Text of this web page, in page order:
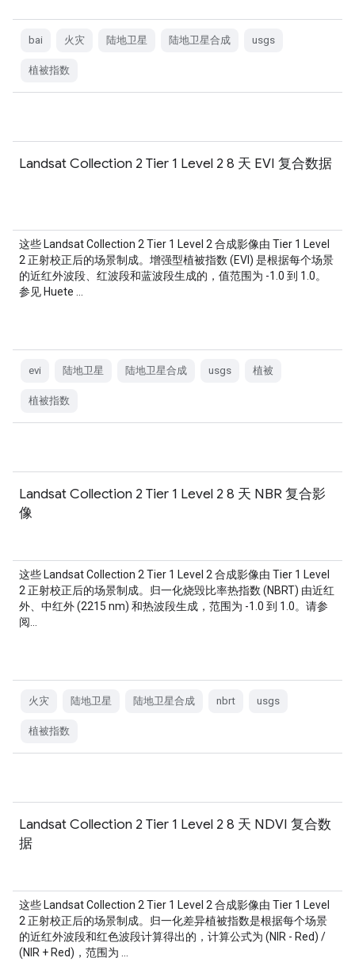
bai 火灾 陆地卫星 陆地卫星合成 usgs
植被指数
Landsat Collection 2 Tier 1 Level 2 8 天 EVI 复合数据
这些 Landsat Collection 2 Tier 1 Level 2 合成影像由 Tier 1 Level
2 正射校正后的场景制成。增强型植被指数 (EVI) 是根据每个场景
的近红外波段、红波段和蓝波段生成的，值范围为 -1.0 到 1.0。
参见 Huete …
evi 陆地卫星 陆地卫星合成 usgs 植被
植被指数
Landsat Collection 2 Tier 1 Level 2 8 天 NBR 复合影
像
这些 Landsat Collection 2 Tier 1 Level 2 合成影像由 Tier 1 Level
2 正射校正后的场景制成。归一化烧毁比率热指数 (NBRT) 由近红
外、中红外 (2215 nm) 和热波段生成，范围为 -1.0 到 1.0。请参
阅…
火灾 陆地卫星 陆地卫星合成 nbrt usgs
植被指数
Landsat Collection 2 Tier 1 Level 2 8 天 NDVI 复合数
据
这些 Landsat Collection 2 Tier 1 Level 2 合成影像由 Tier 1 Level
2 正射校正后的场景制成。归一化差异植被指数是根据每个场景
的近红外波段和红色波段计算得出的，计算公式为 (NIR - Red) /
(NIR + Red)，范围为 …